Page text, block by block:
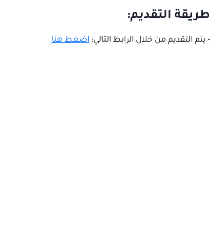
طريقة التقديم:
• يتم التقديم من خلال الرابط التالي: اضغط هنا